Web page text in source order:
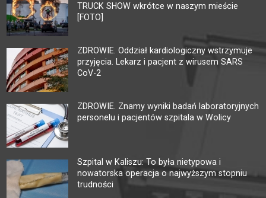
TRUCK SHOW wkrótce w naszym mieście
[FOTO]
ZDROWIE. Oddział kardiologiczny wstrzymuje
przyjęcia. Lekarz i pacjent z wirusem SARS
CoV-2
ZDROWIE. Znamy wyniki badań laboratoryjnych
personelu i pacjentów szpitala w Wolicy
Szpital w Kaliszu: To była nietypowa i
nowatorska operacja o najwyższym stopniu
trudności